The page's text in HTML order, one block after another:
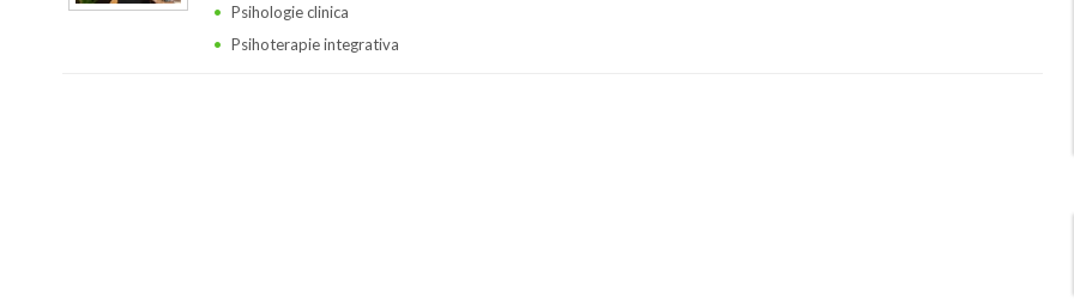
Psihologie clinica
Psihoterapie integrativa